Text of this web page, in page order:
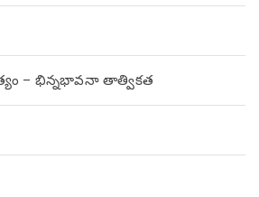
– భిన్నభావనా తాత్వికత